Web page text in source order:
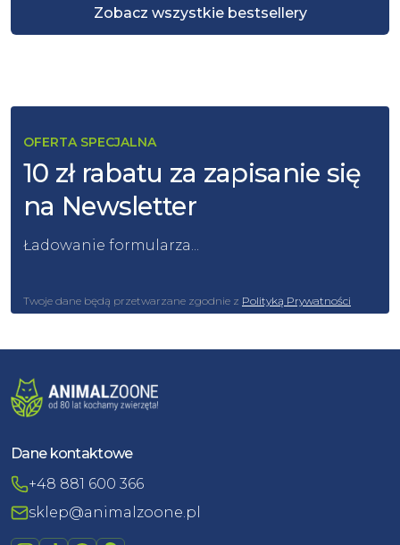
Zobacz wszystkie bestsellery
OFERTA SPECJALNA
10 zł rabatu za zapisanie się
na Newsletter
Ładowanie formularza...
Twoje dane będą przetwarzane zgodnie z Polityką Prywatności
Dane kontaktowe
+48 881 600 366
sklep@animalzoone.pl